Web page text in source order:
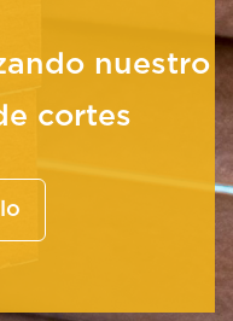
nuestro
cortes